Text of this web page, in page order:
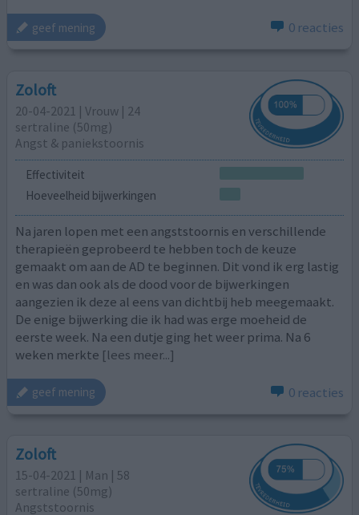
geef mening 0 reacties
Zoloft
20-04-2021 | Vrouw | 24
sertraline (50mg)
Angst & paniekstoornis
Effectiviteit
Hoeveelheid bijwerkingen
Na jaren lopen met een angststoornis en verschillende
therapieën geprobeerd te hebben toch de keuze
gemaakt om aan de AD te beginnen. Dit vond ik erg lastig
en was dan ook als de dood voor de bijwerkingen
aangezien ik deze al eens van dichtbij heb meegemaakt.
De enige bijwerking die ik had was erge moeheid de
eerste week. Na een dutje ging het weer prima. Na 6
weken merkte [lees meer...]
geef mening 0 reacties
Zoloft
15-04-2021 | Man | 58
sertraline (50mg)
Angststoornis